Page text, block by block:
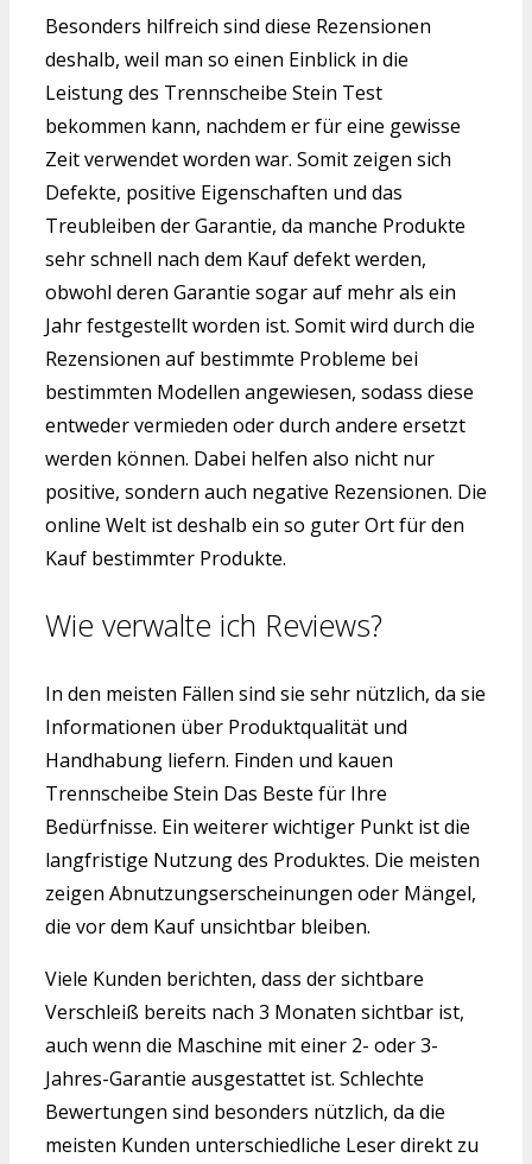
Besonders hilfreich sind diese Rezensionen
deshalb, weil man so einen Einblick in die
Leistung des Trennscheibe Stein Test
bekommen kann, nachdem er für eine gewisse
Zeit verwendet worden war. Somit zeigen sich
Defekte, positive Eigenschaften und das
Treubleiben der Garantie, da manche Produkte
sehr schnell nach dem Kauf defekt werden,
obwohl deren Garantie sogar auf mehr als ein
Jahr festgestellt worden ist. Somit wird durch die
Rezensionen auf bestimmte Probleme bei
bestimmten Modellen angewiesen, sodass diese
entweder vermieden oder durch andere ersetzt
werden können. Dabei helfen also nicht nur
positive, sondern auch negative Rezensionen. Die
online Welt ist deshalb ein so guter Ort für den
Kauf bestimmter Produkte.
Wie verwalte ich Reviews?
In den meisten Fällen sind sie sehr nützlich, da sie
Informationen über Produktqualität und
Handhabung liefern. Finden und kauen
Trennscheibe Stein Das Beste für Ihre
Bedürfnisse. Ein weiterer wichtiger Punkt ist die
langfristige Nutzung des Produktes. Die meisten
zeigen Abnutzungserscheinungen oder Mängel,
die vor dem Kauf unsichtbar bleiben.
Viele Kunden berichten, dass der sichtbare
Verschleiß bereits nach 3 Monaten sichtbar ist,
auch wenn die Maschine mit einer 2- oder 3-
Jahres-Garantie ausgestattet ist. Schlechte
Bewertungen sind besonders nützlich, da die
meisten Kunden unterschiedliche Leser direkt zu